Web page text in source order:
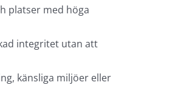
platser med höga
integritet utan att
känsliga miljöer eller